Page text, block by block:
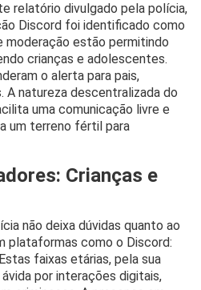
relatório divulgado pela polícia,
Discord foi identificado como
moderação estão permitindo
crianças e adolescentes.
o alerta para pais,
A natureza descentralizada do
uma comunicação livre e
um terreno fértil para
Crianças e
não deixa dúvidas quanto ao
plataformas como o Discord:
faixas etárias, pela sua
por interações digitais,